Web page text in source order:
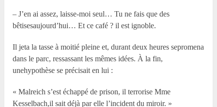
– J’en ai assez, laisse-moi seul… Tu ne fais que des
bêtisesaujourd’hui… Et ce café ? il est ignoble.
Il jeta la tasse à moitié pleine et, durant deux heures sepromena
dans le parc, ressassant les mêmes idées. À la fin,
unehypothèse se précisait en lui :
« Malreich s’est échappé de prison, il terrorise Mme
Kesselbach,il sait déjà par elle l’incident du miroir. »